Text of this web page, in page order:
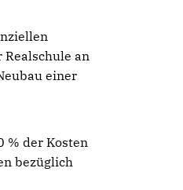
an
einer
% der Kosten
bezüglich